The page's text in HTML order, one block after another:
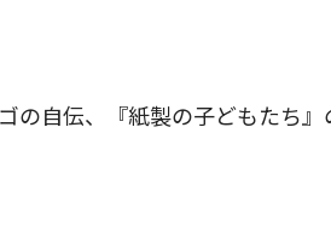
の自伝、『紙製の子どもたち